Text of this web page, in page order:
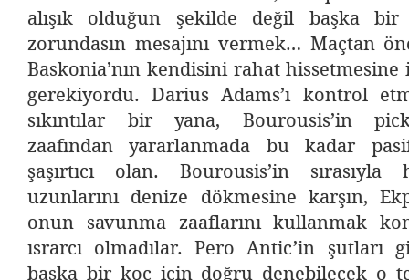
alışık olduğun şekilde değil başka
zorundasın mesajını vermek… Maçtan
Baskonia’nın kendisini rahat
gerekiyordu. Darius Adams’ı kontrol
sıkıntılar bir yana, Bourousis’in
zaafından yararlanmada bu kadar
şaşırtıcı olan. Bourousis’in sırasıyla
uzunlarını denize dökmesine karşın,
onun savunma zaaflarını kullanmak
ısrarcı olmadılar. Pero Antic’in şutları
başka bir koç için doğru denebilecek o